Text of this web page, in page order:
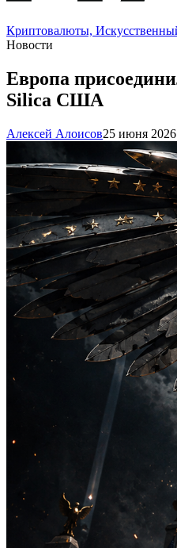
Криптовалюты,
Новости
Европа
Silica США
Алексей Алоисов25 июня 2026